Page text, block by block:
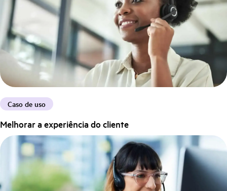
Caso de uso
Melhorar a experiência do cliente